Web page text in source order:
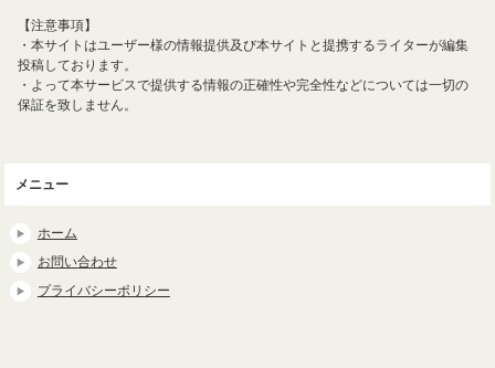
【注意事項】
・本サイトはユーザー様の情報提供及び本サイトと提携するライターが編集
投稿しております。
・よって本サービスで提供する情報の正確性や完全性などについては一切の
保証を致しません。
メニュー
ホーム
お問い合わせ
プライバシーポリシー